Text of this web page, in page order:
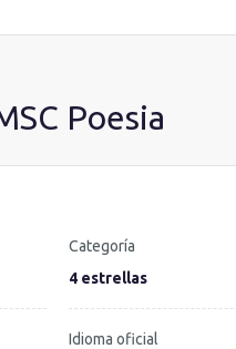
Poesia
Categoría
4 estrellas
Idioma oficial